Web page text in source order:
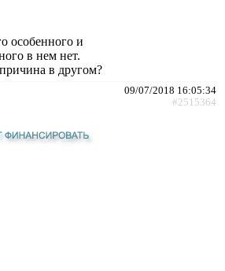
особенного и
в нем нет.
в другом?
09/07/2018 16:05:34
#2515364